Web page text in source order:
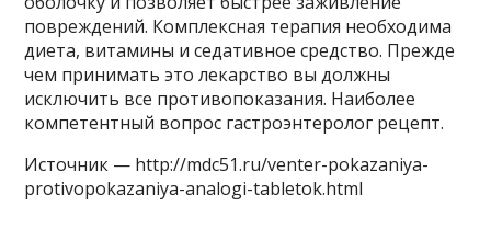
повреждений. Комплексная терапия необходима
диета, витамины и седативное средство. Прежде
чем принимать это лекарство вы должны
исключить все противопоказания. Наиболее
компетентный вопрос гастроэнтеролог рецепт.
Источник — http://mdc51.ru/venter-pokazaniya-
protivopokazaniya-analogi-tabletok.html